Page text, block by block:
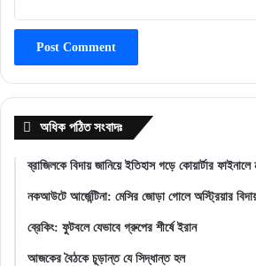
অধিক পঠিত সংবাদঃ
ব্রাজিলকে বিদায় জানিয়ে ইতিহাস গড়ে কোয়ার্টার
নকআউটে আর্জেন্টিনা: মেসির জোড়া গোলে অস্ট্রিয়ার
ব্রেকিং: ফুটবলে যেভাবে গ্রুপের শীর্ষে ইরান
আজকের বৈঠকে চূড়ান্ত যে সিদ্ধান্ত হল